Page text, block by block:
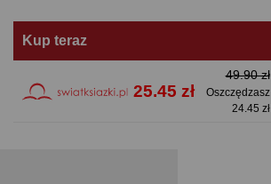
Kup teraz
25.45 zł
49.90 zł
Oszczędzasz
24.45 zł